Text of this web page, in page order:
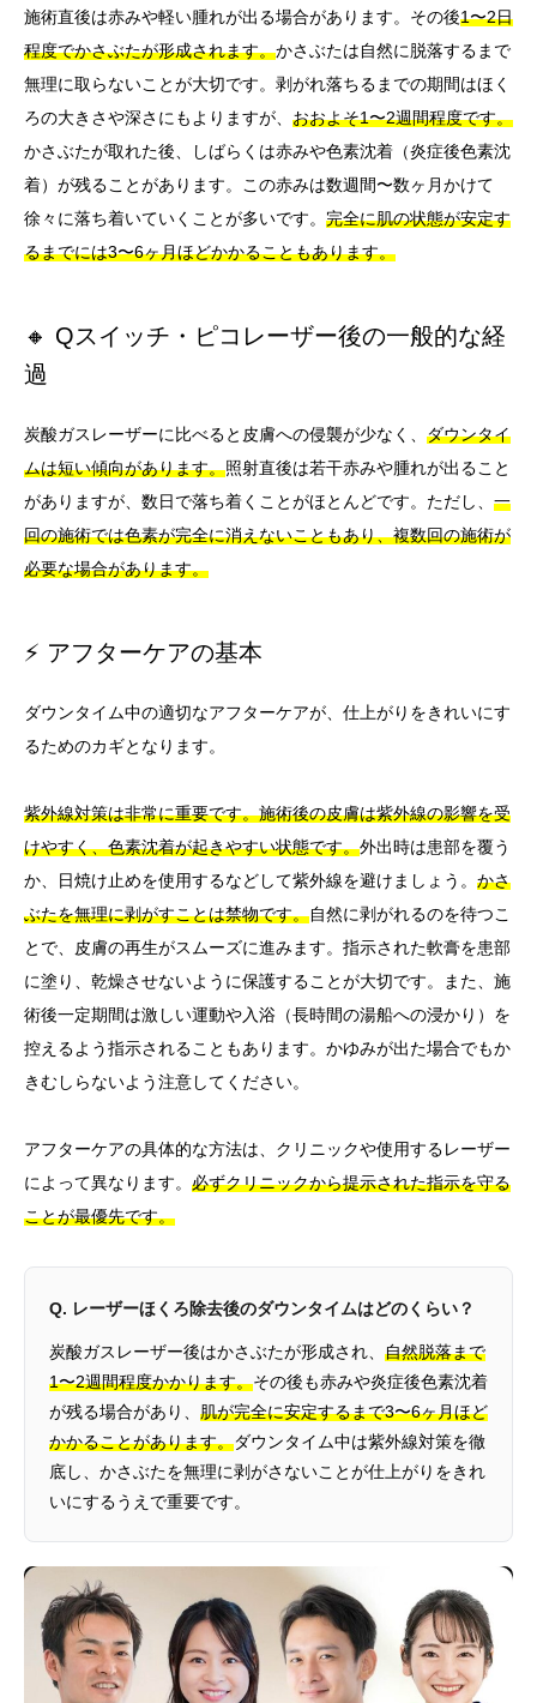
施術直後は赤みや軽い腫れが出る場合があります。その後1〜2日
程度でかさぶたが形成されます。かさぶたは自然に脱落するまで
無理に取らないことが大切です。剥がれ落ちるまでの期間はほく
ろの大きさや深さにもよりますが、 おおよそ1〜2週間程度です。
かさぶたが取れた後、しばらくは赤みや色素沈着（炎症後色素沈
着）が残ることがあります。この赤みは数週間〜数ヶ月かけて
徐々に落ち着いていくことが多いです。 完全に肌の状態が安定す
るまでには3〜6ヶ月ほどかかることもあります。
🔸 Qスイッチ・ピコレーザー後の一般的な経
過
炭酸ガスレーザーに比べると皮膚への侵襲が少なく、 ダウンタイ
ムは短い傾向があります。照射直後は若干赤みや腫れが出ること
がありますが、数日で落ち着くことがほとんどです。ただし、 一
回の施術では色素が完全に消えないこともあり、複数回の施術が
必要な場合があります。
⚡ アフターケアの基本
ダウンタイム中の適切なアフターケアが、仕上がりをきれいにす
るためのカギとなります。
紫外線対策は非常に重要です。施術後の皮膚は紫外線の影響を受
けやすく、色素沈着が起きやすい状態です。外出時は患部を覆う
か、日焼け止めを使用するなどして紫外線を避けましょう。 かさ
ぶたを無理に剥がすことは禁物です。自然に剥がれるのを待つこ
とで、皮膚の再生がスムーズに進みます。指示された軟膏を患部
に塗り、乾燥させないように保護することが大切です。また、施
術後一定期間は激しい運動や入浴（長時間の湯船への浸かり）を
控えるよう指示されることもあります。かゆみが出た場合でもか
きむしらないよう注意してください。
アフターケアの具体的な方法は、クリニックや使用するレーザー
によって異なります。 必ずクリニックから提示された指示を守る
ことが最優先です。
Q. レーザーほくろ除去後のダウンタイムはどのくらい？
炭酸ガスレーザー後はかさぶたが形成され、 自然脱落まで
1〜2週間程度かかります。その後も赤みや炎症後色素沈着
が残る場合があり、 肌が完全に安定するまで3〜6ヶ月ほど
かかることがあります。ダウンタイム中は紫外線対策を徹
底し、かさぶたを無理に剥がさないことが仕上がりをきれ
いにするうえで重要です。